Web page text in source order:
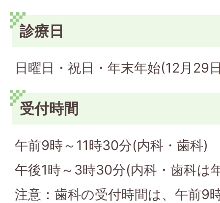
診療日
日曜日・祝日・年末年始(12月29
受付時間
午前9時～11時30分(内科・歯科)
午後1時～3時30分(内科・歯科は
注意：歯科の受付時間は、午前9